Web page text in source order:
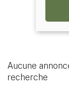
Aucune
recherche